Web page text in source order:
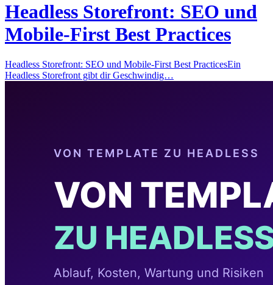
Headless Storefront: SEO und
Mobile-First Best Practices
Headless Storefront: SEO und Mobile-First Best PracticesEin
Headless Storefront gibt dir Geschwindig…